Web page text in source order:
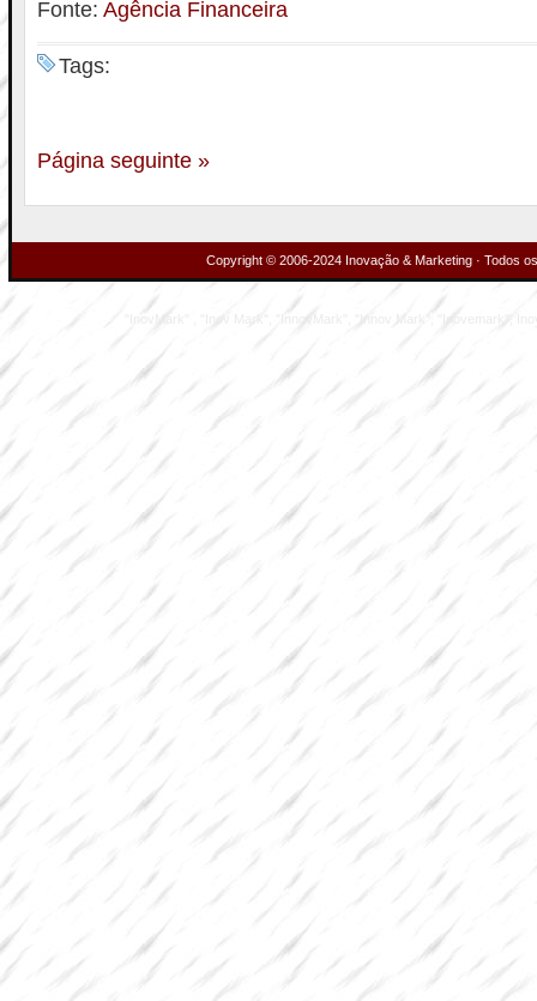
Fonte: Agência Financeira
Tags:
Página seguinte »
Copyright © 2006-2024 Inovação & Marketing · Todos
"InovMark" , "Inov Mark", "InnovMark", "Innov Mark", "Inovemark",